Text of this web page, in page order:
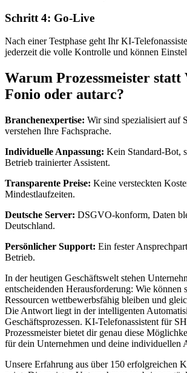
Schritt 4: Go-Live
Nach einer Testphase geht Ihr KI-
jederzeit die volle Kontrolle und können
Warum Prozessmeister statt
Fonio oder autarc?
Branchenexpertise: Wir sind spezialisiert auf
verstehen Ihre Fachsprache.
Individuelle Anpassung: Kein Standard-Bot,
Betrieb trainierter Assistent.
Transparente Preise: Keine versteckten
Mindestlaufzeiten.
Deutsche Server: DSGVO-konform, Daten
Deutschland.
Persönlicher Support: Ein fester
Betrieb.
In der heutigen Geschäftswelt stehen
entscheidenden Herausforderung: Wie können
Ressourcen wettbewerbsfähig bleiben und
Die Antwort liegt in der intelligenten
Geschäftsprozessen. KI-Telefonassistent für
Prozessmeister bietet dir genau diese
für dein Unternehmen und deine individuellen
Unsere Erfahrung aus über 150 erfolgreichen